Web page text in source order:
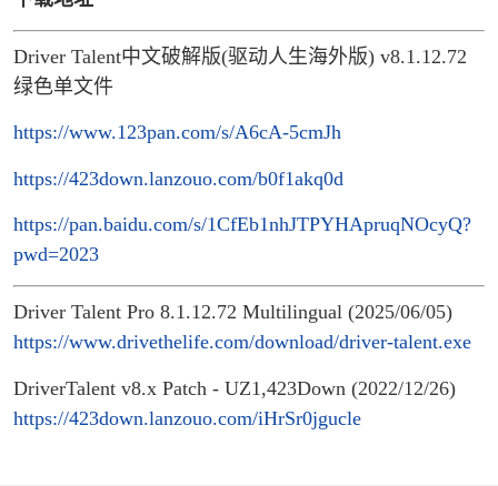
Driver Talent中文破解版(驱动人生海外版) v8.1.12.72
绿色单文件
https://www.123pan.com/s/A6cA-5cmJh
https://423down.lanzouo.com/b0f1akq0d
https://pan.baidu.com/s/1CfEb1nhJTPYHApruqNOcyQ?
pwd=2023
Driver Talent Pro 8.1.12.72 Multilingual (2025/06/05)
https://www.drivethelife.com/download/driver-talent.exe
DriverTalent v8.x Patch - UZ1,423Down (2022/12/26)
https://423down.lanzouo.com/iHrSr0jgucle